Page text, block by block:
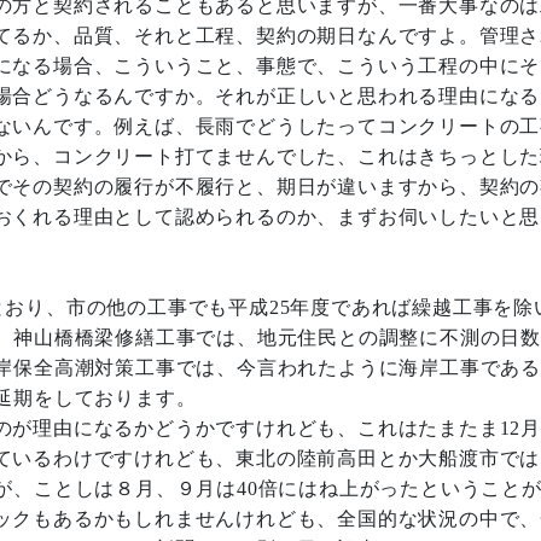
と契約されることもあると思いますが、一番大事なの
か、品質、それと工程、契約の期日なんですよ。管理
る場合、こういうこと、事態で、こういう工程の中に
どうなるんですか。それが正しいと思われる理由にな
んです。例えば、長雨でどうしたってコンクリートの
、コンクリート打てませんでした、これはきちっとし
の契約の履行が不履行と、期日が違いますから、契約
れる理由として認められるのか、まずお伺いしたいと
り、市の他の工事でも平成25年度であれば繰越工事を除
山橋橋梁修繕工事では、地元住民との調整に不測の日
全高潮対策工事では、今言われたように海岸工事であ
をしております。
理由になるかどうかですけれども、これはたまたま12
るわけですけれども、東北の陸前高田とか大船渡市で
ことしは８月、９月は40倍にはね上がったということ
もあるかもしれませんけれども、全国的な状況の中で